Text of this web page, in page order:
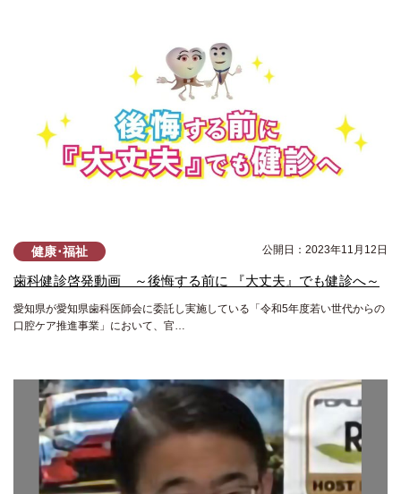
健康･福祉 公開日：2023年11月12日
歯科健診啓発動画 ～後悔する前に 『大丈夫』でも健診へ～
愛知県が愛知県歯科医師会に委託し実施している「令和5年度若い世代からの
口腔ケア推進事業」において、官…